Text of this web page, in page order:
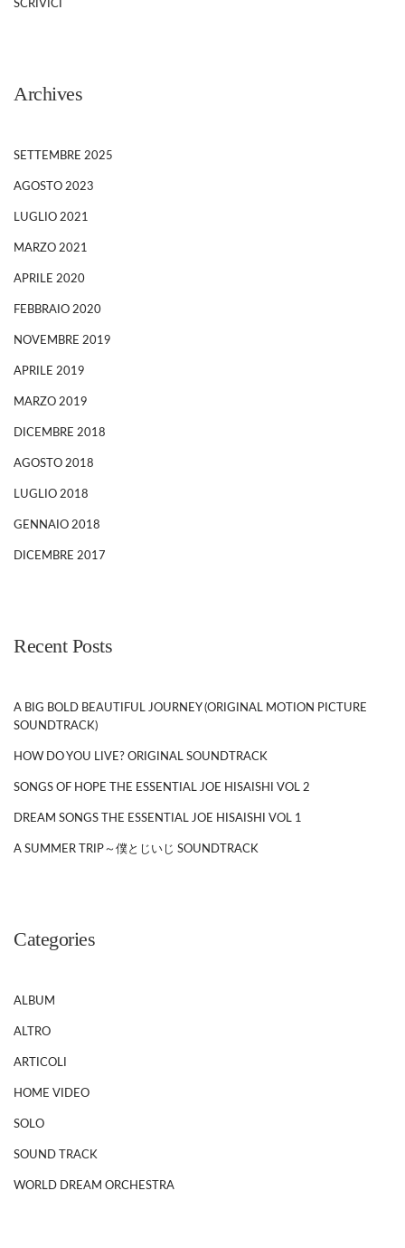
SCRIVICI
Archives
SETTEMBRE 2025
AGOSTO 2023
LUGLIO 2021
MARZO 2021
APRILE 2020
FEBBRAIO 2020
NOVEMBRE 2019
APRILE 2019
MARZO 2019
DICEMBRE 2018
AGOSTO 2018
LUGLIO 2018
GENNAIO 2018
DICEMBRE 2017
Recent Posts
A BIG BOLD BEAUTIFUL JOURNEY (ORIGINAL MOTION PICTURE
SOUNDTRACK)
HOW DO YOU LIVE? ORIGINAL SOUNDTRACK
SONGS OF HOPE THE ESSENTIAL JOE HISAISHI VOL 2
DREAM SONGS THE ESSENTIAL JOE HISAISHI VOL 1
A SUMMER TRIP～僕とじいじ SOUNDTRACK
Categories
ALBUM
ALTRO
ARTICOLI
HOME VIDEO
SOLO
SOUND TRACK
WORLD DREAM ORCHESTRA